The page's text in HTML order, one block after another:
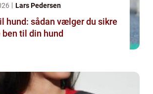
Lars Pedersen
hund: sådan vælger du sikre
ben til din hund